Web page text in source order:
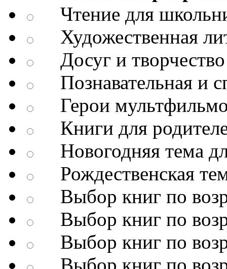
Чтение для
Художественная
Досуг и творчество
Познавательная и
Герои
Книги для
Новогодняя тема
Рождественская
Выбор книг по
Выбор книг по
Выбор книг по